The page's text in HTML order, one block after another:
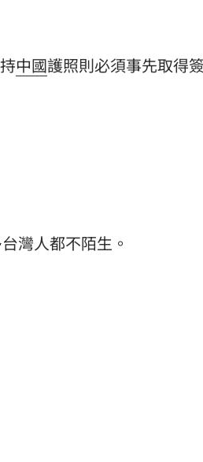
中國護照則必須事先取得
灣人都不陌生。